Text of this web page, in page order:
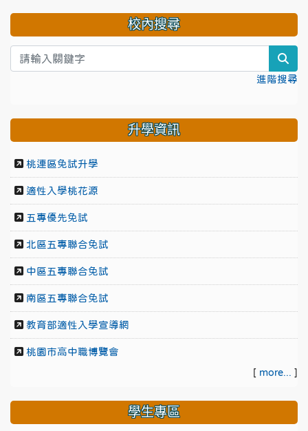
校內搜尋
進階搜尋
升學資訊
桃連區免試升學
適性入學桃花源
五專優先免試
北區五專聯合免試
中區五專聯合免試
南區五專聯合免試
教育部適性入學宣導網
桃園市高中職博覽會
[ more... ]
學生專區